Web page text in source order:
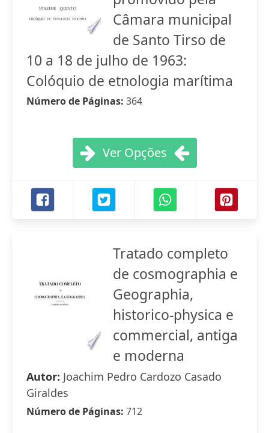
Câmara municipal
de Santo Tirso de
10 a 18 de julho de 1963:
Colóquio de etnologia marítima
Número de Páginas: 364
Ver Opções
Tratado completo
de cosmographia e
Geographia,
historico-physica e
commercial, antiga
e moderna
Autor: Joachim Pedro Cardozo Casado
Giraldes
Número de Páginas: 712